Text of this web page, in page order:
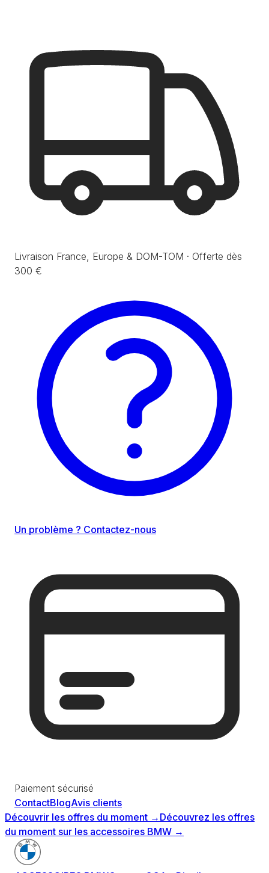
Livraison France, Europe & DOM-TOM · Offerte dès
300 €
Un problème ? Contactez-nous
Paiement sécurisé
ContactBlogAvis clients
Découvrir les offres du moment → Découvrez les offres
du moment sur les accessoires BMW →